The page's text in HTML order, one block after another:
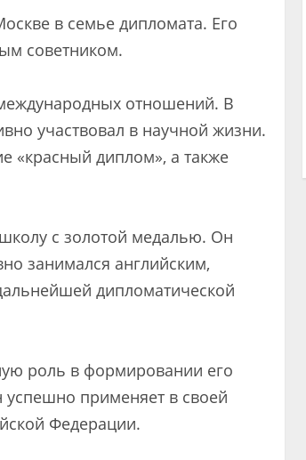
в семье дипломата. Его
советником.
отношений. В
участвовал в научной жизни.
«красный диплом», а также
с золотой медалью. Он
занимался английским,
дипломатической
роль в формировании его
применяет в своей
Федерации.